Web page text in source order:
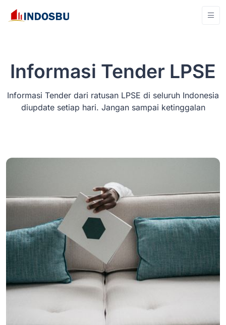
Informasi Tender LPSE
Informasi Tender dari ratusan LPSE di seluruh Indonesia
diupdate setiap hari. Jangan sampai ketinggalan